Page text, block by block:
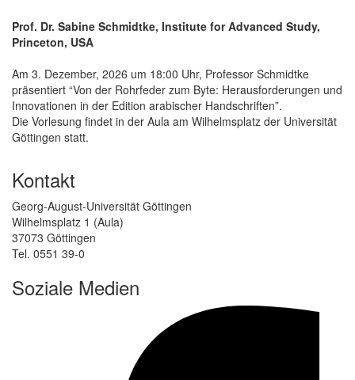
Prof. Dr. Sabine Schmidtke, Institute for Advanced Study,
Princeton, USA
Am 3. Dezember, 2026 um 18:00 Uhr, Professor Schmidtke
präsentiert “Von der Rohrfeder zum Byte: Herausforderungen und
Innovationen in der Edition arabischer Handschriften”.
Die Vorlesung findet in der Aula am Wilhelmsplatz der Universität
Göttingen statt.
Kontakt
Georg-August-Universität Göttingen
Wilhelmsplatz 1 (Aula)
37073 Göttingen
Tel. 0551 39-0
Soziale Medien